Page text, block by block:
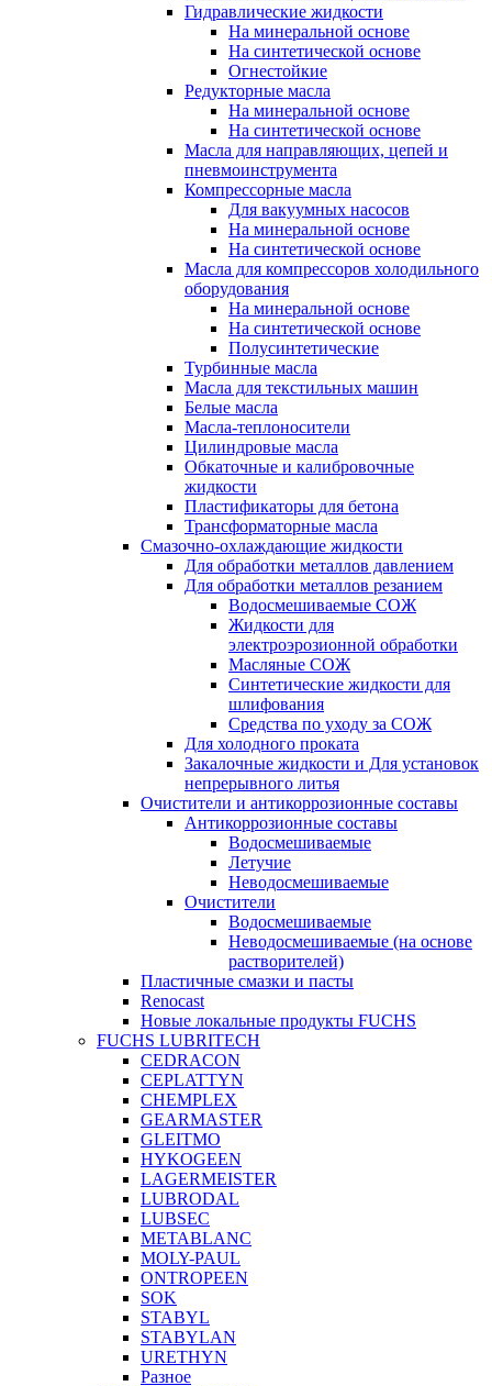
Гидравлические жидкости
На минеральной основе
На синтетической основе
Огнестойкие
Редукторные масла
На минеральной основе
На синтетической основе
Масла для направляющих, цепей и
пневмоинструмента
Компрессорные масла
Для вакуумных насосов
На минеральной основе
На синтетической основе
Масла для компрессоров холодильного
оборудования
На минеральной основе
На синтетической основе
Полусинтетические
Турбинные масла
Масла для текстильных машин
Белые масла
Масла-теплоносители
Цилиндровые масла
Обкаточные и калибровочные
жидкости
Пластификаторы для бетона
Трансформаторные масла
Смазочно-охлаждающие жидкости
Для обработки металлов давлением
Для обработки металлов резанием
Водосмешиваемые СОЖ
Жидкости для
электроэрозионной обработки
Масляные СОЖ
Синтетические жидкости для
шлифования
Средства по уходу за СОЖ
Для холодного проката
Закалочные жидкости и Для установок
непрерывного литья
Очистители и антикоррозионные составы
Антикоррозионные составы
Водосмешиваемые
Летучие
Неводосмешиваемые
Очистители
Водосмешиваемые
Неводосмешиваемые (на основе
растворителей)
Пластичные смазки и пасты
Renocast
Новые локальные продукты FUCHS
FUCHS LUBRITECH
CEDRACON
CEPLATTYN
CHEMPLEX
GEARMASTER
GLEITMO
HYKOGEEN
LAGERMEISTER
LUBRODAL
LUBSEC
METABLANC
MOLY-PAUL
ONTROPEEN
SOK
STABYL
STABYLAN
URETHYN
Разное